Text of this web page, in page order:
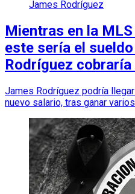
James Rodríguez
Mientras en la
este sería el
Rodríguez cobraría
James Rodríguez podría
nuevo salario, tras ganar